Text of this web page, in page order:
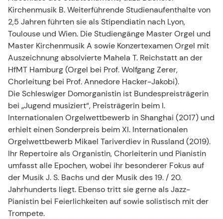
Kirchenmusik B. Weiterführende Studienaufenthalte von
2,5 Jahren führten sie als Stipendiatin nach Lyon,
Toulouse und Wien. Die Studiengänge Master Orgel und
Master Kirchenmusik A sowie Konzertexamen Orgel mit
Auszeichnung absolvierte Mahela T. Reichstatt an der
HfMT Hamburg (Orgel bei Prof. Wolfgang Zerer,
Chorleitung bei Prof. Annedore Hacker-Jakobi).
Die Schleswiger Domorganistin ist Bundespreisträgerin
bei „Jugend musiziert“, Preisträgerin beim I.
Internationalen Orgelwettbewerb in Shanghai (2017) und
erhielt einen Sonderpreis beim XI. Internationalen
Orgelwettbewerb Mikael Tariverdiev in Russland (2019).
Ihr Repertoire als Organistin, Chorleiterin und Pianistin
umfasst alle Epochen, wobei ihr besonderer Fokus auf
der Musik J. S. Bachs und der Musik des 19. / 20.
Jahrhunderts liegt. Ebenso tritt sie gerne als Jazz-
Pianistin bei Feierlichkeiten auf sowie solistisch mit der
Trompete.